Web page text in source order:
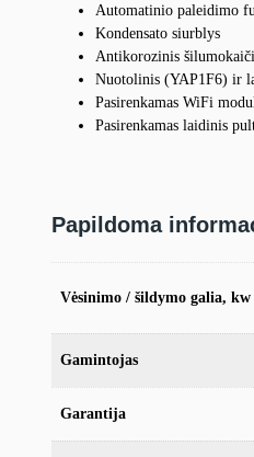
Automatinio paleidimo
Kondensato siurblys
Antikorozinis
Nuotolinis (YAP1F6) ir
Pasirenkamas WiFi
Pasirenkamas laidinis
Papildoma
Vėsinimo / šildymo galia, kw
Gamintojas
Garantija